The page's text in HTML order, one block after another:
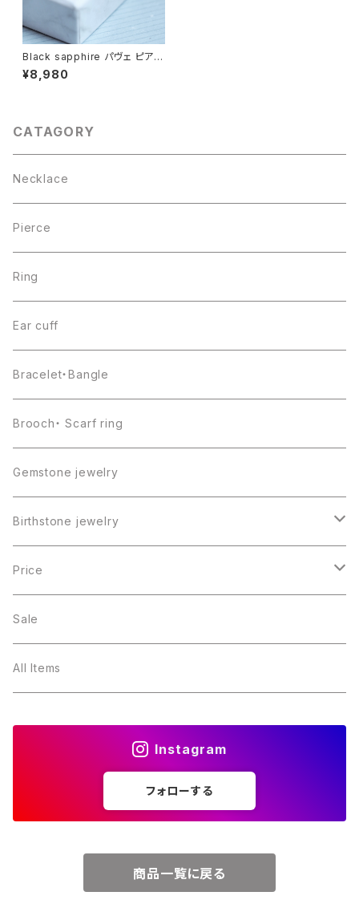
Black sapphire パヴェ ピアス
イヤリング シルバー925
¥8,980
CATAGORY
Necklace
Pierce
Ring
Ear cuff
Bracelet・Bangle
Brooch・ Scarf ring
Gemstone jewelry
Birthstone jewelry
１月・ガーネット
２月・アメジスト
３月・アクアマリン
Price
～5000円
～10000円
Sale
All Items
Instagram
フォローする
商品一覧に戻る